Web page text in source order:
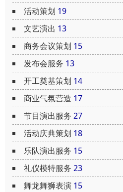
活动策划 19
文艺演出 13
商务会议策划 15
发布会服务 13
开工奠基策划 14
商业气氛营造 17
节目演出服务 27
活动庆典策划 18
乐队演出服务 15
礼仪模特服务 23
舞龙舞狮表演 15